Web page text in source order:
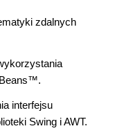
zdalnych
interfejsu
Swing i AWT.